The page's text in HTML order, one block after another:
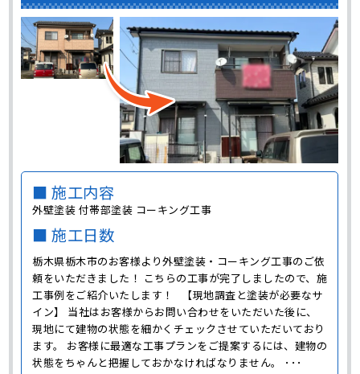
■ 施工内容
外壁塗装 付帯部塗装 コーキング工事
■ 施工日数
栃木県栃木市のお客様より外壁塗装・コーキング工事のご依
頼をいただきました！ こちらの工事が完了しましたので、施
工事例をご紹介いたします！ 【現地調査と塗装が必要なサ
イン】 当社はお客様からお問い合わせをいただいた後に、
現地にて建物の状態を細かくチェックさせていただいており
ます。 お客様に最適な工事プランをご提案するには、建物の
状態をちゃんと把握しておかなければなりません。 ･･･